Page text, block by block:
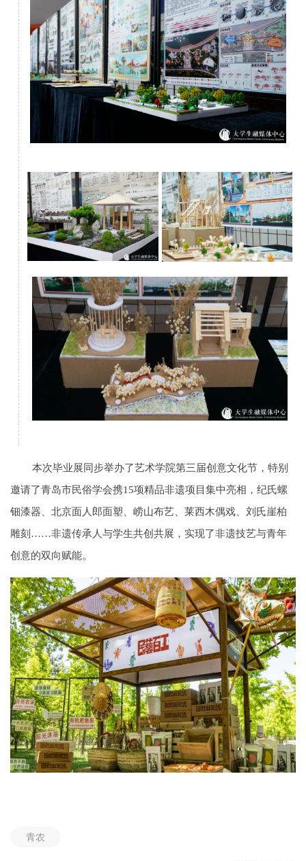
本次毕业展同步举办了艺术学院第三届创意文化节，特别
邀请了青岛市民俗学会携15项精品非遗项目集中亮相，纪氏螺
钿漆器、北京面人郎面塑、崂山布艺、莱西木偶戏、刘氏崖柏
雕刻……非遗传承人与学生共创共展，实现了非遗技艺与青年
创意的双向赋能。
青农